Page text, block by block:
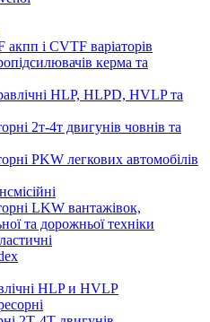
і CVTF варіаторів
керма та
HLP, HLPD, HVLP та
2т-4т двигунів човнів та
PKW легкових автомобілів
LKW вантажівок,
та дорожньої техніки
HLP и HVLP